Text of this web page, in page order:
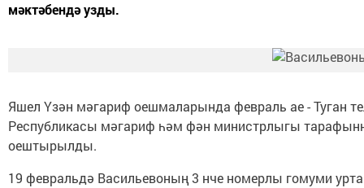
мәктәбендә узды.
Яшел Үзән мәгариф оешмаларында февраль ае - Туган
Республикасы мәгариф һәм фән министрлыгы
оештырылды.
19 февральдә Васильевоның 3 нче номерлы гомуми